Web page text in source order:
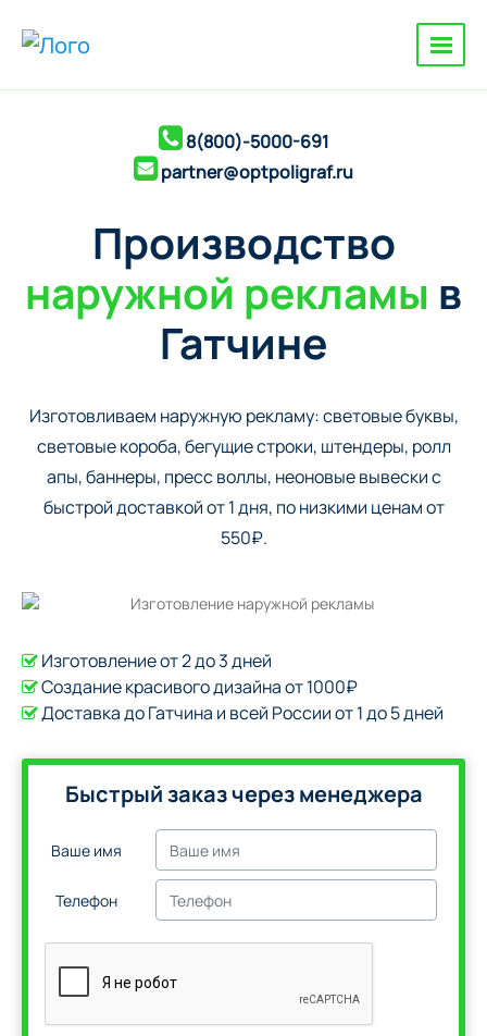
8(800)-5000-691
partner@optpoligraf.ru
Производство
наружной рекламы в
Гатчине
Изготовливаем наружную рекламу: cветовые буквы,
cветовые короба, бегущие строки, штендеры, ролл
апы, баннеры, пресс воллы, неоновые вывески с
быстрой доставкой от 1 дня, по низкими ценам от
550₽.
Изготовление от 2 до 3 дней
Создание красивого дизайна от 1000₽
Доставка до Гатчина и всей России от 1 до 5 дней
Быстрый заказ через менеджера
Ваше имя
Телефон